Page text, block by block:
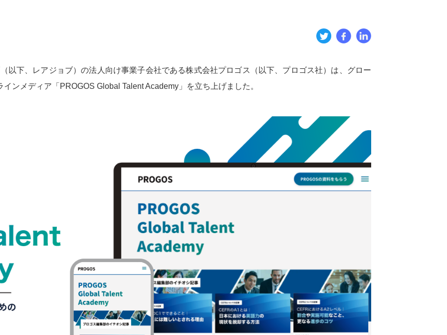
以下、レアジョブ）の法人向け事業子会社である株式会社プロゴス（以下、プロゴス社）は、グロー
ンメディア「PROGOS Global Talent Academy」を立ち上げました。